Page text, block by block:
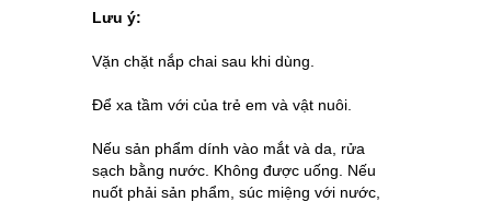
Lưu ý:
Vặn chặt nắp chai sau khi dùng.
Để xa tầm với của trẻ em và vật nuôi.
Nếu sản phẩm dính vào mắt và da, rửa
sạch bằng nước. Không được uống. Nếu
nuốt phải sản phẩm, súc miệng với nước,